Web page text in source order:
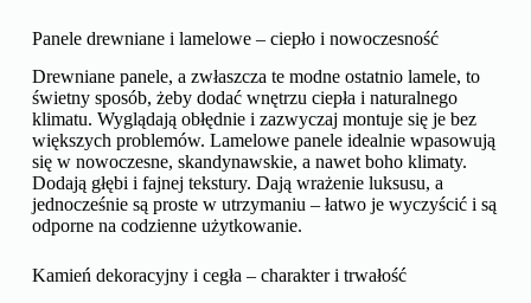
Panele drewniane i lamelowe – ciepło i nowoczesność
Drewniane panele, a zwłaszcza te modne ostatnio lamele, to
świetny sposób, żeby dodać wnętrzu ciepła i naturalnego
klimatu. Wyglądają obłędnie i zazwyczaj montuje się je bez
większych problemów. Lamelowe panele idealnie wpasowują
się w nowoczesne, skandynawskie, a nawet boho klimaty.
Dodają głębi i fajnej tekstury. Dają wrażenie luksusu, a
jednocześnie są proste w utrzymaniu – łatwo je wyczyścić i są
odporne na codzienne użytkowanie.
Kamień dekoracyjny i cegła – charakter i trwałość